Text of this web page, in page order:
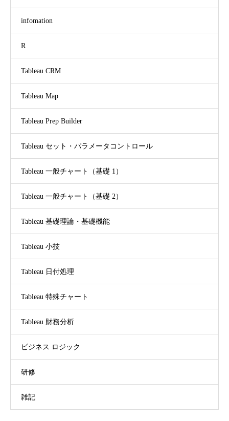
infomation
R
Tableau CRM
Tableau Map
Tableau Prep Builder
Tableau セット・パラメータコントロール
Tableau 一般チャート（基礎 1）
Tableau 一般チャート（基礎 2）
Tableau 基礎理論・基礎機能
Tableau 小技
Tableau 日付処理
Tableau 特殊チャート
Tableau 財務分析
ビジネス ロジック
研修
雑記